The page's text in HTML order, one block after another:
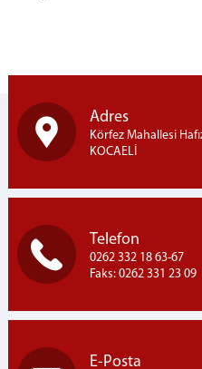
Şifre İşlemleri
Personel e-posta
UYAP'ım Açılmıyor
Adliye Lojmanları
Yemek Listesi
Cumhuriyet Başsavcı Vekillerimiz
Adres
Körfez Mahallesi
KOCAELİ
Telefon
0262 332 18 63-67
Faks: 0262 331 23 09
E-Posta